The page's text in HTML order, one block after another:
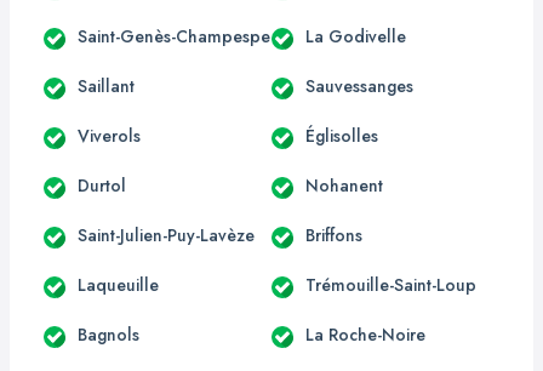
Saint-Genès-Champespe La Godivelle
Saillant Sauvessanges
Viverols Églisolles
Durtol Nohanent
Saint-Julien-Puy-Lavèze Briffons
Laqueuille Trémouille-Saint-Loup
Bagnols La Roche-Noire